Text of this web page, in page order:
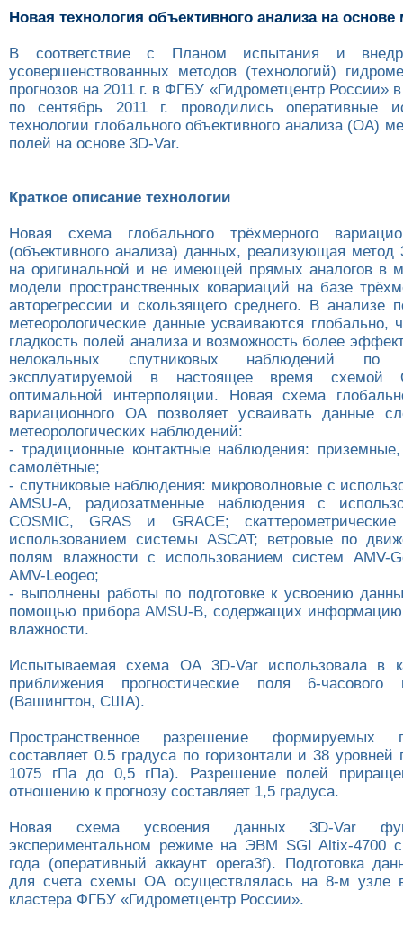
Новая технология объективного анализа на
В соответствие с Планом испытания и
усовершенствованных методов (технологий)
прогнозов на 2011 г. в ФГБУ «Гидрометцентр России»
по сентябрь 2011 г. проводились оперативные
технологии глобального объективного анализа (OA)
полей на основе 3D-Var.
Краткое описание технологии
Новая схема глобального трёхмерного
(объективного анализа) данных, реализующая метод
на оригинальной и не имеющей прямых аналогов в
модели пространственных ковариаций на базе
авторегрессии и скользящего среднего. В анализе
метеорологические данные усваиваются глобально,
гладкость полей анализа и возможность более
нелокальных спутниковых наблюдений
эксплуатируемой в настоящее время
оптимальной интерполяции. Новая схема
вариационного ОА позволяет усваивать данные
метеорологических наблюдений:
- традиционные контактные наблюдения:
самолётные;
- спутниковые наблюдения: микроволновые с
AMSU-A, радиозатменные наблюдения с
COSMIC, GRAS и GRACE;
использованием системы ASCAT; ветровые по
полям влажности с использованием систем AMV-
AMV-Leogeo;
- выполнены работы по подготовке к усвоению
помощью прибора AMSU-B, содержащих информацию
влажности.
Испытываемая схема ОА 3D-Var использовала в
приближения прогностические поля 6-часового
(Вашингтон, США).
Пространственное разрешение формируемых
составляет 0.5 градуса по горизонтали и 38 уровней
1075 гПа до 0,5 гПа). Разрешение полей
отношению к прогнозу составляет 1,5 градуса.
Новая схема усвоения данных 3D-Var
экспериментальном режиме на ЭВМ SGI Altix-4700
года (оперативный аккаунт opera3f). Подготовка
для счета схемы ОА осуществлялась на 8-м узле
кластера ФГБУ «Гидрометцентр России».